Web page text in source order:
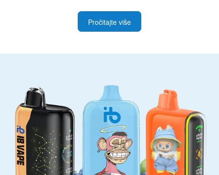
Pročitajte više